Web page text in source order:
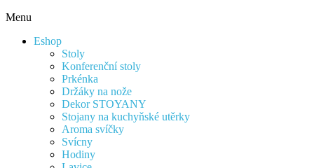
Menu
Eshop
Stoly
Konferenční stoly
Prkénka
Držáky na nože
Dekor STOYANY
Stojany na kuchyňské utěrky
Aroma svíčky
Svícny
Hodiny